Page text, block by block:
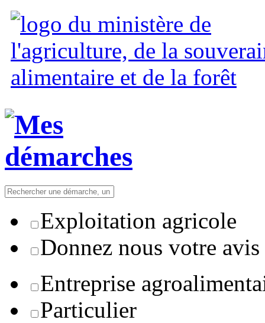
Exploitation agricole
Donnez nous votre avis
Entreprise
Particulier